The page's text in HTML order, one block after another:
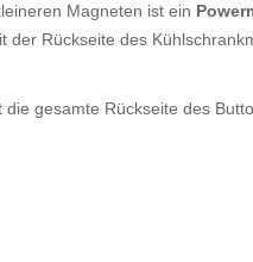
Magneten ist ein
Rückseite des
gesamte Rückseite des